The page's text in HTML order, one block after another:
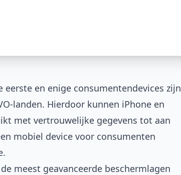
en enige consumentendevices zijn
landen. Hierdoor kunnen iPhone en
met vertrouwelijke gegevens tot aan
mobiel device voor consumenten
meest geavanceerde beschermlagen